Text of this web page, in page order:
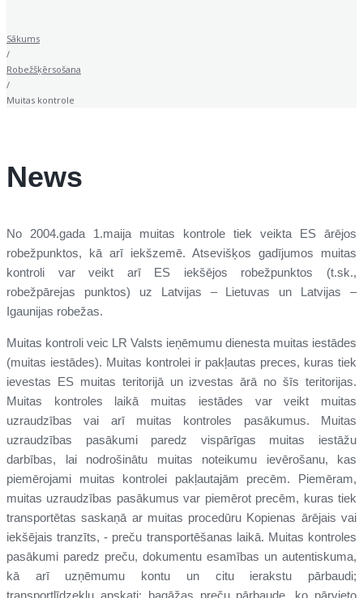
Sākums
/
Robežšķērsošana
/
Muitas kontrole
News
No 2004.gada 1.maija muitas kontrole tiek veikta ES ārējos
robežpunktos, kā arī iekšzemē. Atsevišķos gadījumos muitas
kontroli var veikt arī ES iekšējos robežpunktos (t.sk.,
robežpārejas punktos) uz Latvijas – Lietuvas un Latvijas –
Igaunijas robežas.
Muitas kontroli veic LR Valsts ieņēmumu dienesta muitas iestādes
(muitas iestādes). Muitas kontrolei ir pakļautas preces, kuras tiek
ievestas ES muitas teritorijā un izvestas ārā no šīs teritorijas.
Muitas kontroles laikā muitas iestādes var veikt muitas
uzraudzības vai arī muitas kontroles pasākumus. Muitas
uzraudzības pasākumi paredz vispārīgas muitas iestāžu
darbības, lai nodrošinātu muitas noteikumu ievērošanu, kas
piemērojami muitas kontrolei pakļautajām precēm. Piemēram,
muitas uzraudzības pasākumus var piemērot precēm, kuras tiek
transportētas saskaņā ar muitas procedūru Kopienas ārējais vai
iekšējais tranzīts, - preču transportēšanas laikā. Muitas kontroles
pasākumi paredz preču, dokumentu esamības un autentiskuma,
kā arī uzņēmumu kontu un citu ierakstu pārbaudi;
transportlīdzekļu apskati; bagāžas preču pārbaude, ko pārvieto